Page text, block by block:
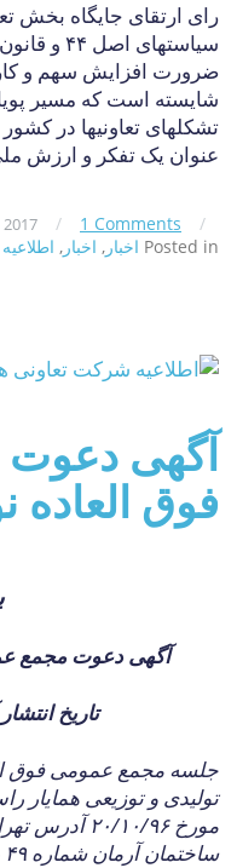
رای ارتقای جایگاه بخش
سیاستهای
ضرورت افزایش سهم و
شایسته است که مسیر
تشکلهای تعاونیها در
عنوان یک تفکر و ارزش
2017 / 1 Comments
/
Posted in اخبار , اخبار , اطلاعیه
آگهی
فوق
آگهی دعوت مجمع
تاریخ انتشار
جلسه مجمع عمومی فوق
تولیدی و توزیعی همایار راس ساعت ۱۰
مورخ ۲۰/۱۰/
ساختمان آرمان شماره ۴۹ طبقه ۴ تشکیل می گردد.